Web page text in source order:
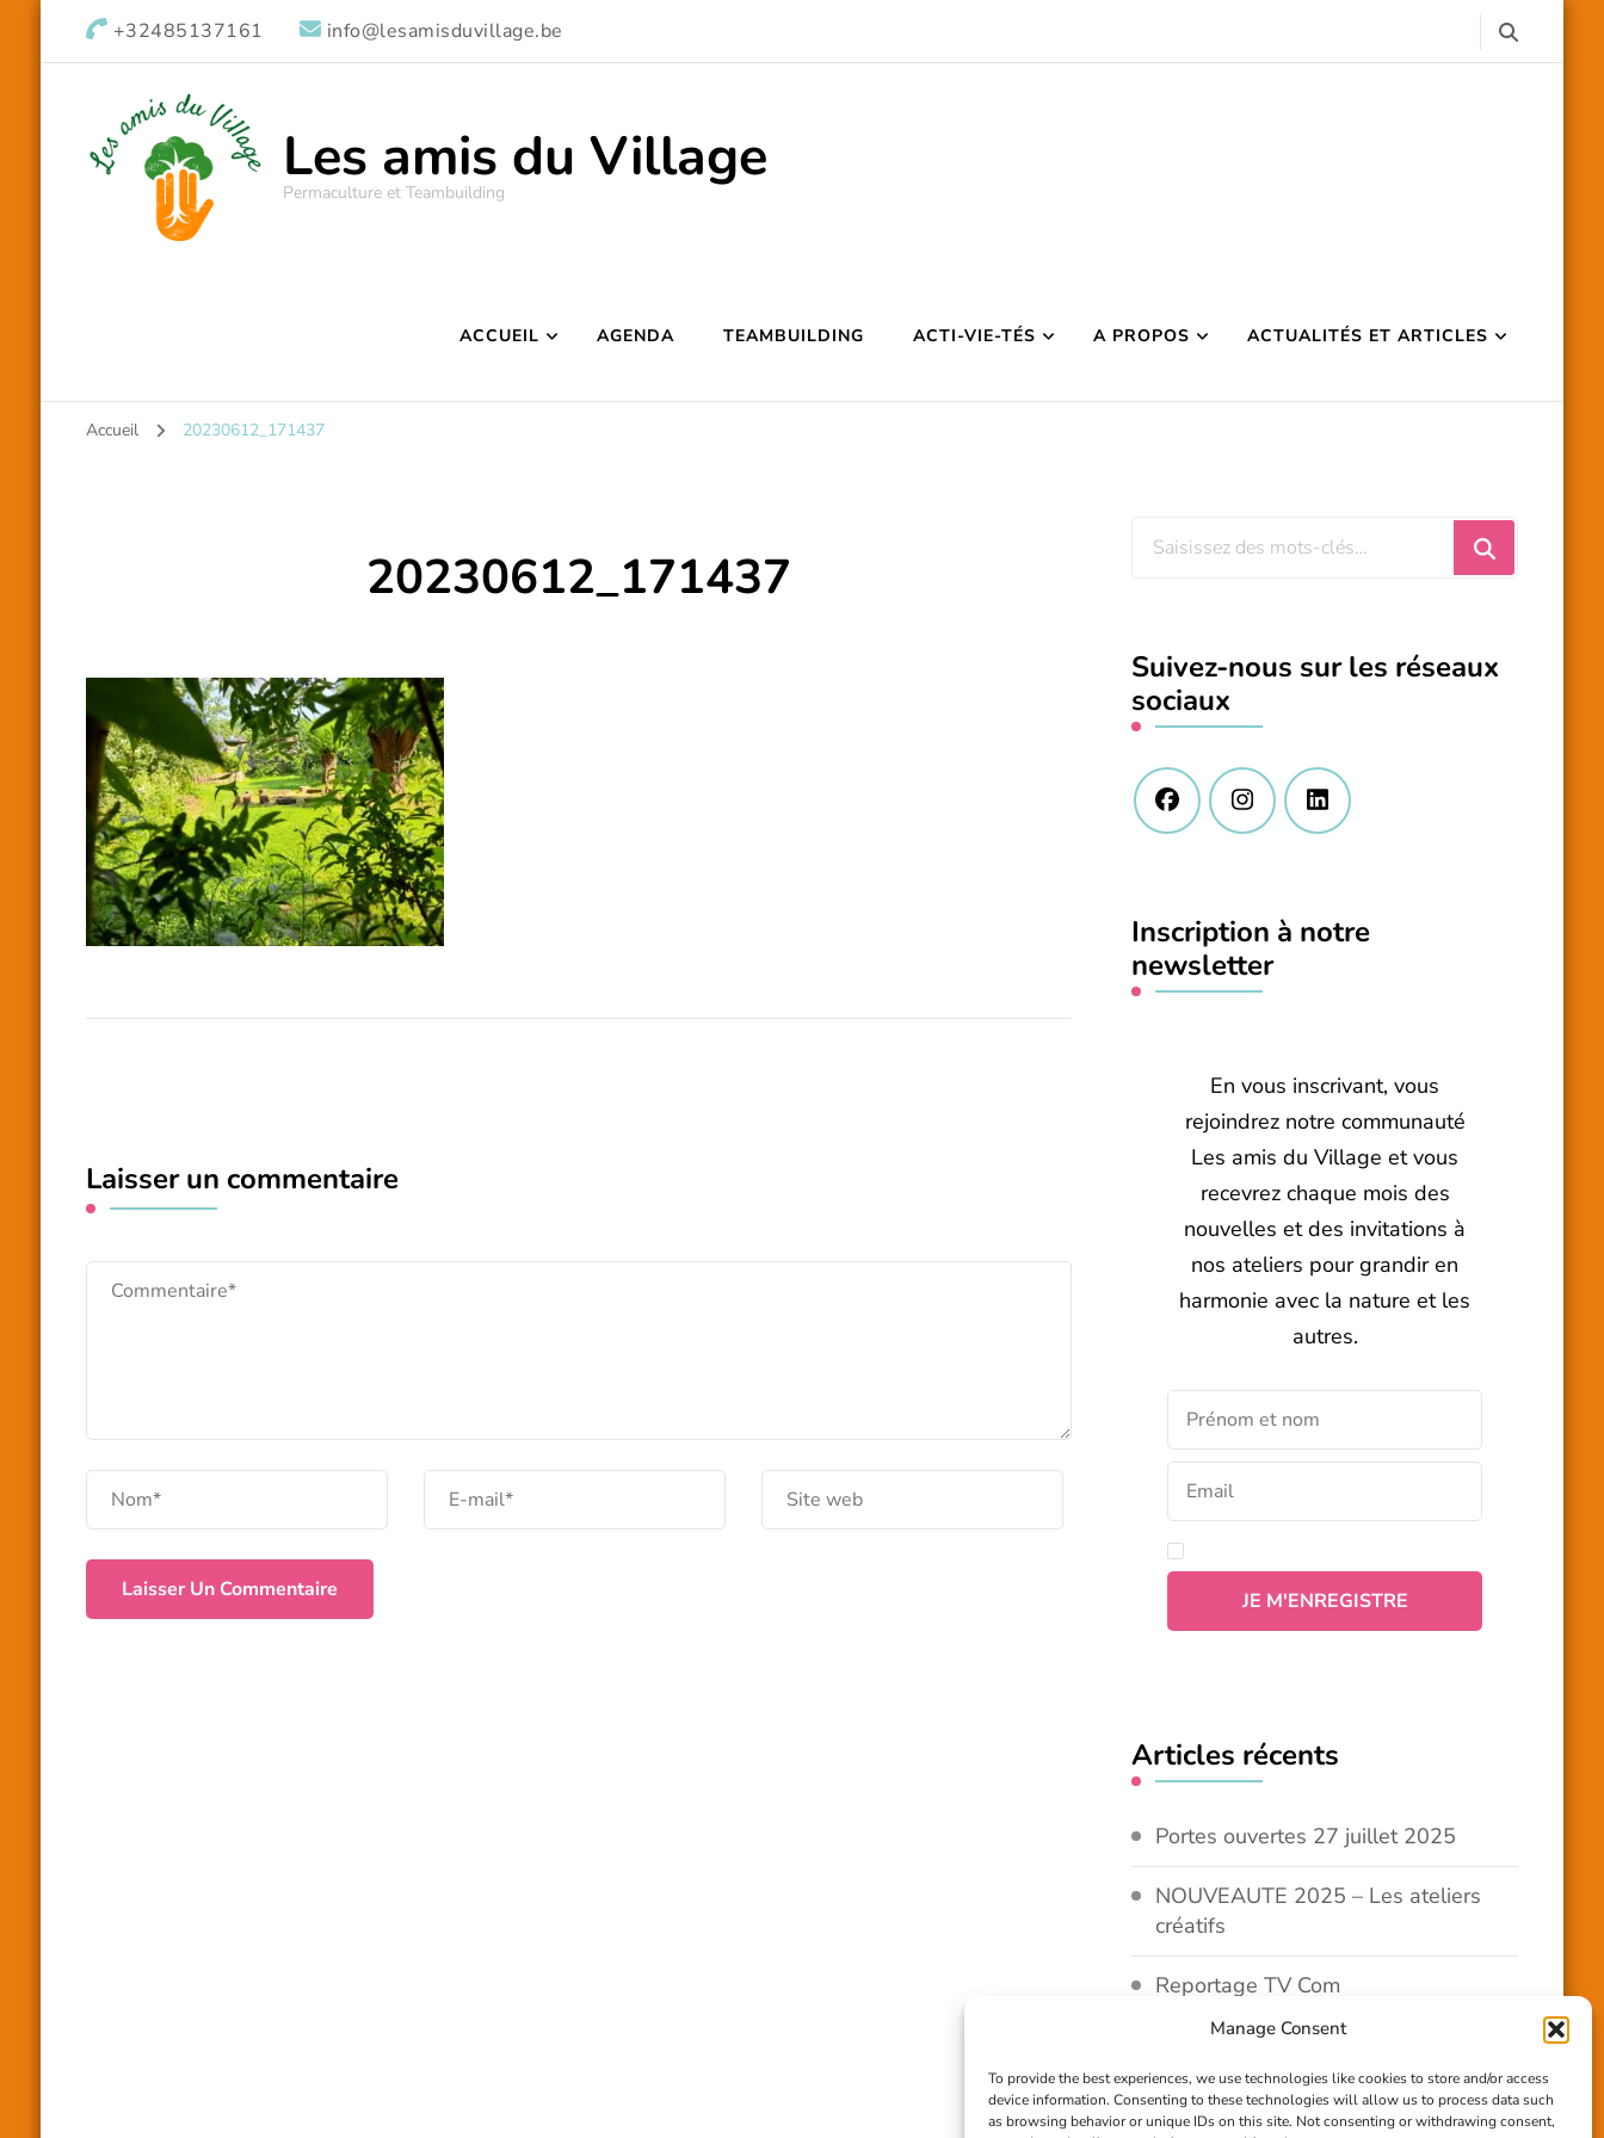
Manage Consent
To provide the best experiences, we use technologies like cookies to store and/or access
device information. Consenting to these technologies will allow us to process data such
as browsing behavior or unique IDs on this site. Not consenting or withdrawing consent,
+32485137161 info@lesamisduvillage.be
Les amis du Village
Permaculture et Teambuilding
ACCUEIL AGENDA TEAMBUILDING ACTI-VIE-TÉS A PROPOS ACTUALITÉS ET ARTICLES
Accueil 20230612_171437
20230612_171437
Laisser un commentaire
Vous
?
Suivez-nous sur les réseaux
sociaux
Inscription à notre
newsletter
En vous inscrivant, vous
rejoindrez notre communauté
Les amis du Village et vous
recevrez chaque mois des
nouvelles et des invitations à
nos ateliers pour grandir en
harmonie avec la nature et les
autres.
Articles récents
Portes ouvertes 27 juillet 2025
NOUVEAUTE 2025 – Les ateliers
créatifs
Reportage TV Com
Construction en terre-paille
Chantier Participatif Terre Paille